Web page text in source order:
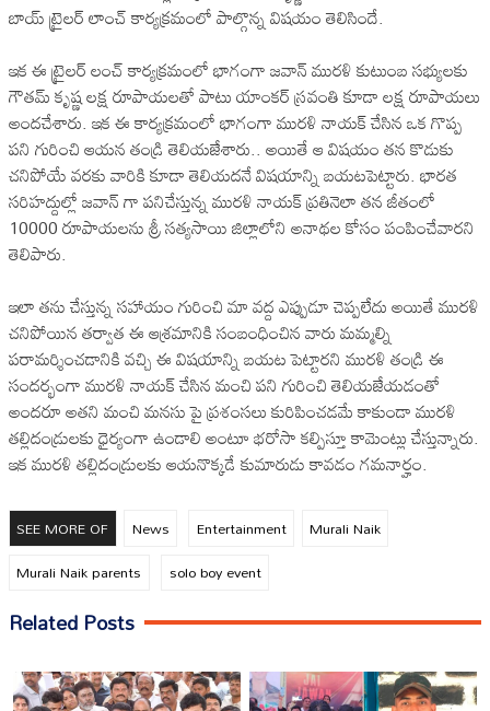
బాయ్ ట్రైలర్ లాంచ్ కార్యక్రమంలో పాల్గొన్న విషయం తెలిసిందే.
ఇక ఈ ట్రైలర్ లంచ్ కార్యక్రమంలో భాగంగా జవాన్ మురళి కుటుంబ సభ్యులకు
గౌతమ్ కృష్ణ లక్ష రూపాయలతో పాటు యాంకర్ స్రవంతి కూడా లక్ష రూపాయలు
అందచేశారు. ఇక ఈ కార్యక్రమంలో భాగంగా మురళి నాయక్ చేసిన ఒక గొప్ప
పని గురించి ఆయన తండ్రి తెలియజేశారు.. అయితే ఆ విషయం తన కొడుకు
చనిపోయే వరకు వారికి కూడా తెలియదనే విషయాన్ని బయటపెట్టారు. భారత
సరిహద్దుల్లో జవాన్ గా పనిచేస్తున్న మురళి నాయక్ ప్రతినెలా తన జీతంలో
10000 రూపాయలను శ్రీ సత్యసాయి జిల్లాలోని అనాథల కోసం పంపించేవారని
తెలిపారు.
ఇలా తను చేస్తున్న సహాయం గురించి మా వద్ద ఎప్పుడూ చెప్పలేదు అయితే మురళి
చనిపోయిన తర్వాత ఈ ఆశ్రమానికి సంబంధించిన వారు మమ్మల్ని
పరామర్శించడానికి వచ్చి ఈ విషయాన్ని బయట పెట్టారని మురళి తండ్రి ఈ
సందర్భంగా మురళి నాయక్ చేసిన మంచి పని గురించి తెలియజేయడంతో
అందరూ అతని మంచి మనసు పై ప్రశంసలు కురిపించడమే కాకుండా మురళి
తల్లిదండ్రులకు ధైర్యంగా ఉండాలి అంటూ భరోసా కల్పిస్తూ కామెంట్లు చేస్తున్నారు.
ఇక మురళి తల్లిదండ్రులకు ఆయనొక్కడే కుమారుడు కావడం గమనార్హం.
SEE MORE OF News Entertainment
Murali Naik
Murali Naik parents
solo boy event
Related Posts